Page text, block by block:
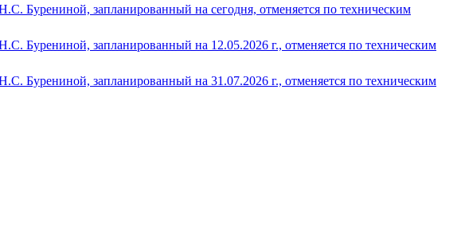
Бурениной, запланированный на сегодня, отменяется по техническим
Бурениной, запланированный на 12.05.2026 г., отменяется по техническим
Бурениной, запланированный на 31.07.2026 г., отменяется по техническим